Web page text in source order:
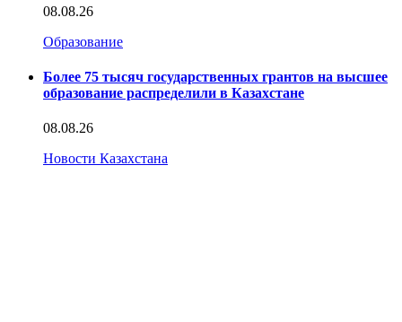
08.08.26
Образование
Более 75 тысяч государственных грантов на высшее
образование распределили в Казахстане
08.08.26
Новости Казахстана